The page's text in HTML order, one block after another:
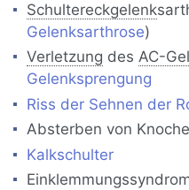
Schultereckgelenk
Gelenksarthrose)
Verletzung desAC-
Gelenksprengung
Riss der Sehnen der
Absterben von
Kalkschulter